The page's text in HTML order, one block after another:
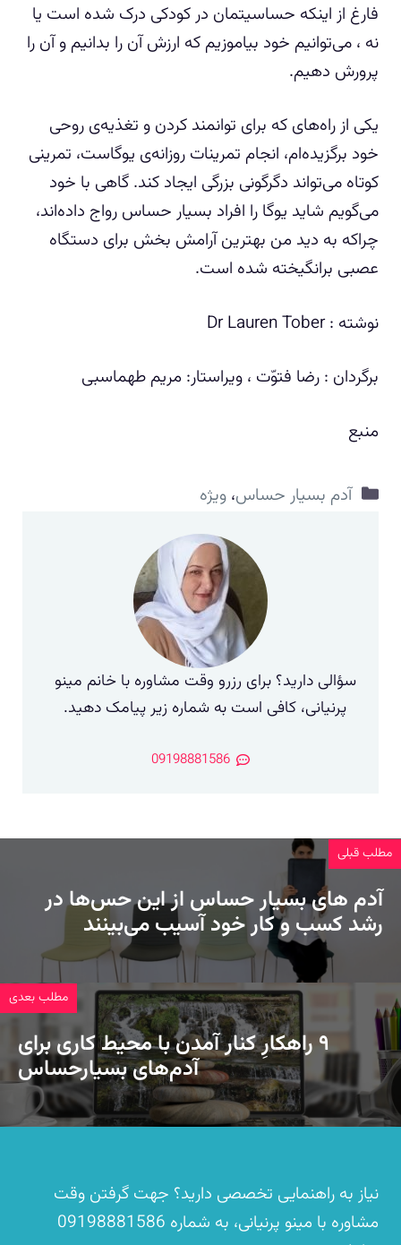
فارغ از اینکه حساسیتمان در کودکی درک شده است یا
نه ، می‌توانیم خود بیاموزیم که ارزش آن را بدانیم و آن را
پرورش دهیم.
یکی از راه‌های که برای توانمند کردن و تغذیه‌ی روحی
خود برگزیده‌ام، انجام تمرینات روزانه‌ی یوگاست، تمرینی
کوتاه می‌تواند دگرگونی بزرگی ایجاد کند. گاهی با خود
می‌گویم شاید یوگا را افراد بسیار حساس رواج داده‌اند،
چراکه به دید من بهترین آرامش بخش برای دستگاه
عصبی برانگیخته ‌شده است.
نوشته : Dr Lauren Tober
برگردان : رضا فتوّت ، ویراستار: مریم طهماسبی
منبع
دسته‌ها
آدم بسیار حساس،ویژه
سؤالی دارید؟ برای رزرو وقت مشاوره با خانم مینو
پرنیانی، کافی است به شماره زیر پیامک دهید.
09198881586
مطلب قبلی
آدم های بسیار حساس از این حس‌ها در
رشد کسب‌ و‌ کار خود آسیب می‌بینند
مطلب بعدی
۹ راهکارِ کنار آمدن با محیط کاری برای
آدم‌های بسیارحساس
نیاز به راهنمایی تخصصی دارید؟ جهت گرفتن وقت
مشاوره با مینو پرنیانی، به شماره 09198881586